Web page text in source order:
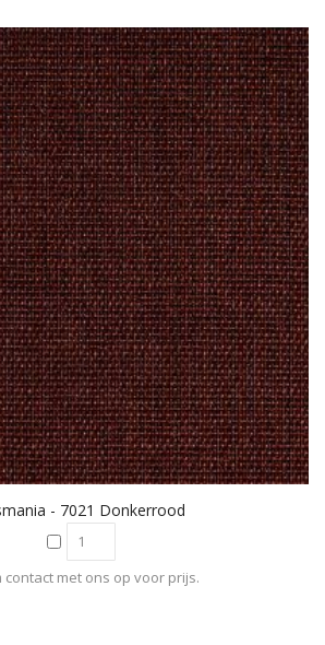
- 7021 Donkerrood
contact met ons op voor prijs.